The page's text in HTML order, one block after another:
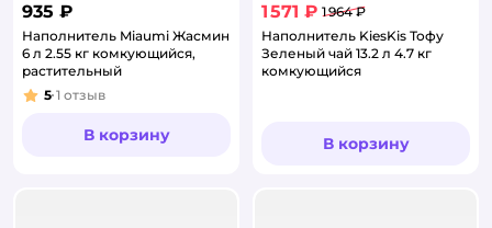
935 ₽
Наполнитель Miaumi Жасмин
6 л 2.55 кг комкующийся,
растительный
Рейтинг:
5 1 отзыв
В корзину
1 571 ₽ 1 964 ₽
Наполнитель KiesKis Тофу
Зеленый чай 13.2 л 4.7 кг
комкующийся
В корзину